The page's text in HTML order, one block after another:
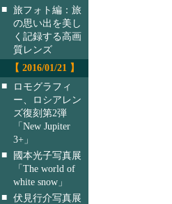
■ 旅フォト編：旅
の思い出を美し
く記録する高画
質レンズ
【 2016/01/21 】
■
ロモグラフィ
ー、ロシアレン
ズ復刻第2弾
「New Jupiter
3+」
■
國本光子写真展
「The world of
white snow」
■ 伏見行介写真展